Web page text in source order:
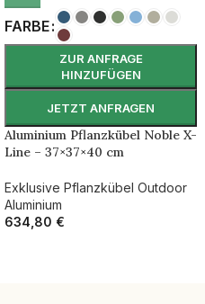
FARBE
ZUR ANFRAGE
HINZUFÜGEN
JETZT ANFRAGEN
Aluminium Pflanzkübel Noble X-
Line – 37×37×40 cm
Exklusive Pflanzkübel Outdoor
Aluminium
634,80 €